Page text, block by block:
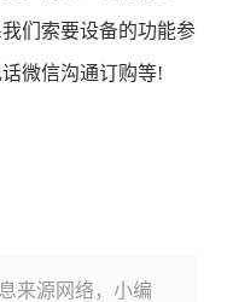
们索要设备的功能参
微信沟通订购等!
来源网络，小编